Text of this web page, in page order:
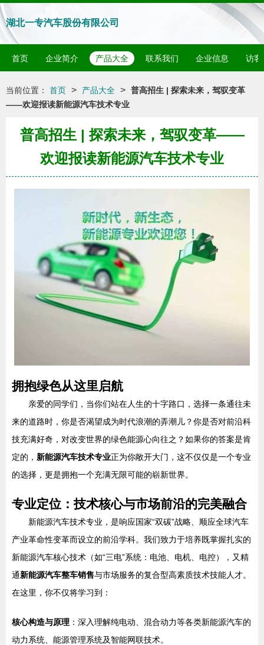
湖北一专汽车股份有限公司
首页 企业简介 产品大全 联系我们 企业信息 访客
当前位置： 首页 > 产品大全 > 普高招生 | 探索未来，驾驭变革
——欢迎报读新能源汽车技术专业
普高招生 | 探索未来，驾驭变革——
欢迎报读新能源汽车技术专业
拥抱绿色从这里启航
亲爱的同学们，当你们站在人生的十字路口，选择一条通往未
来的道路时，你是否渴望成为时代浪潮的弄潮儿？你是否对前沿科
技充满好奇，对改变世界的绿色能源心向往之？如果你的答案是肯
定的， 新能源汽车技术专业正为你敞开大门，这不仅仅是一个专业
的选择，更是拥抱一个充满无限可能的崭新世界。
专业定位：技术核心与市场前沿的完美融合
新能源汽车技术专业，是响应国家“双碳”战略、顺应全球汽车
产业革命性变革而设立的前沿学科。我们致力于培养既掌握扎实的
新能源汽车核心技术（如“三电”系统：电池、电机、电控），又精
通新能源汽车整车销售与市场服务的复合型高素质技术技能人才。
在这里，你不仅将学习到：
核心构造与原理 ：深入理解纯电动、混合动力等各类新能源汽车的
动力系统、能源管理系统及智能网联技术。